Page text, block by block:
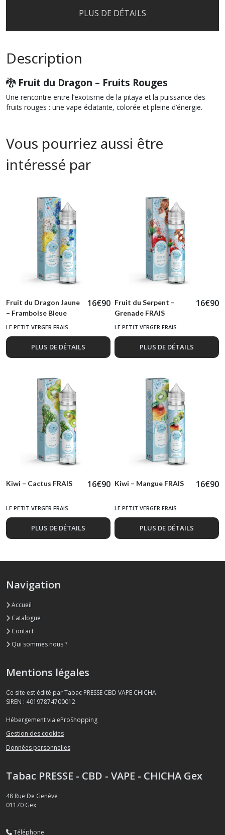
PLUS DE DÉTAILS
Description
🐉 Fruit du Dragon – Fruits Rouges
Une rencontre entre l’exotisme de la pitaya et la puissance des
fruits rouges : une vape éclatante, colorée et pleine d’énergie.
Vous pourriez aussi être
intéressé par
Fruit du Dragon Jaune
– Framboise Bleue
FRAIS
16€90
LE PETIT VERGER FRAIS
PLUS DE DÉTAILS
Fruit du Serpent –
Grenade FRAIS
16€90
LE PETIT VERGER FRAIS
PLUS DE DÉTAILS
Kiwi – Cactus FRAIS 16€90
LE PETIT VERGER FRAIS
PLUS DE DÉTAILS
Kiwi – Mangue FRAIS 16€90
LE PETIT VERGER FRAIS
PLUS DE DÉTAILS
Navigation
Accueil
Catalogue
Contact
Qui sommes nous ?
Mentions légales
Ce site est édité par Tabac PRESSE CBD VAPE CHICHA.
SIREN : 40197874700012
Hébergement via eProShopping
Gestion des cookies
Données personnelles
Tabac PRESSE - CBD - VAPE - CHICHA Gex
48 Rue De Genève
01170 Gex
Téléphone